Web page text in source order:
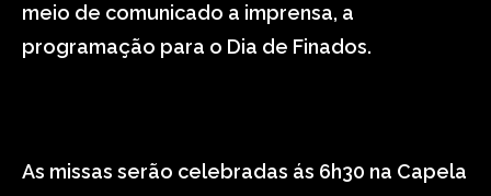
meio de comunicado a imprensa, a
programação para o Dia de Finados.
As missas serão celebradas ás 6h30 na Capela